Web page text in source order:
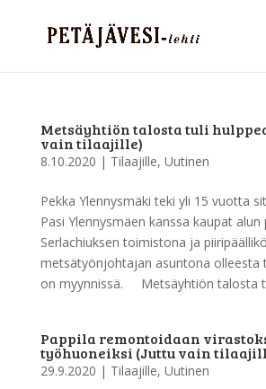
Metsäyhtiön talosta tuli
vain tilaajille)
8.10.2020 | Tilaajille, Uutinen
Pekka Ylennysmäki teki yli 15 vuotta
Pasi Ylennysmäen kanssa kaupat alun
Serlachiuksen toimistona ja
metsätyönjohtajan asuntona olleesta
on myynnissä. Metsäyhtiön talosta
Pappila remontoidaan
työhuoneiksi (Juttu vain
29.9.2020 | Tilaajille, Uutinen